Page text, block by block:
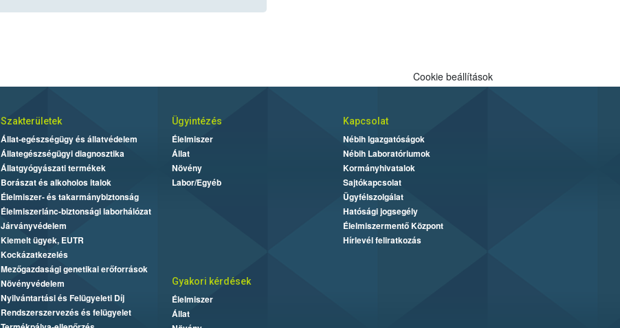
Cookie beállítások
Szakterületek
Állat-egészségügy és állatvédelem
Állategészségügyi diagnosztika
Állatgyógyászati termékek
Borászat és alkoholos italok
Élelmiszer- és takarmánybiztonság
Élelmiszerlánc-biztonsági laborhálózat
Járványvédelem
Kiemelt ügyek, EUTR
Kockázatkezelés
Mezőgazdasági genetikai erőforrások
Növényvédelem
Nyilvántartási és Felügyeleti Díj
Rendszerszervezés és felügyelet
Ügyintézés
Élelmiszer
Állat
Növény
Labor/Egyéb
Kapcsolat
Nébih Igazgatóságok
Nébih Laboratóriumok
Kormányhivatalok
Sajtókapcsolat
Ügyfélszolgálat
Hatósági jogsegély
Élelmiszermentő Központ
Hírlevél feliratkozás
Gyakori kérdések
Élelmiszer
Állat